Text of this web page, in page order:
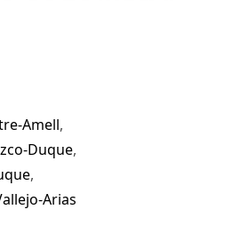
Amell,
Duque,
,
Arias